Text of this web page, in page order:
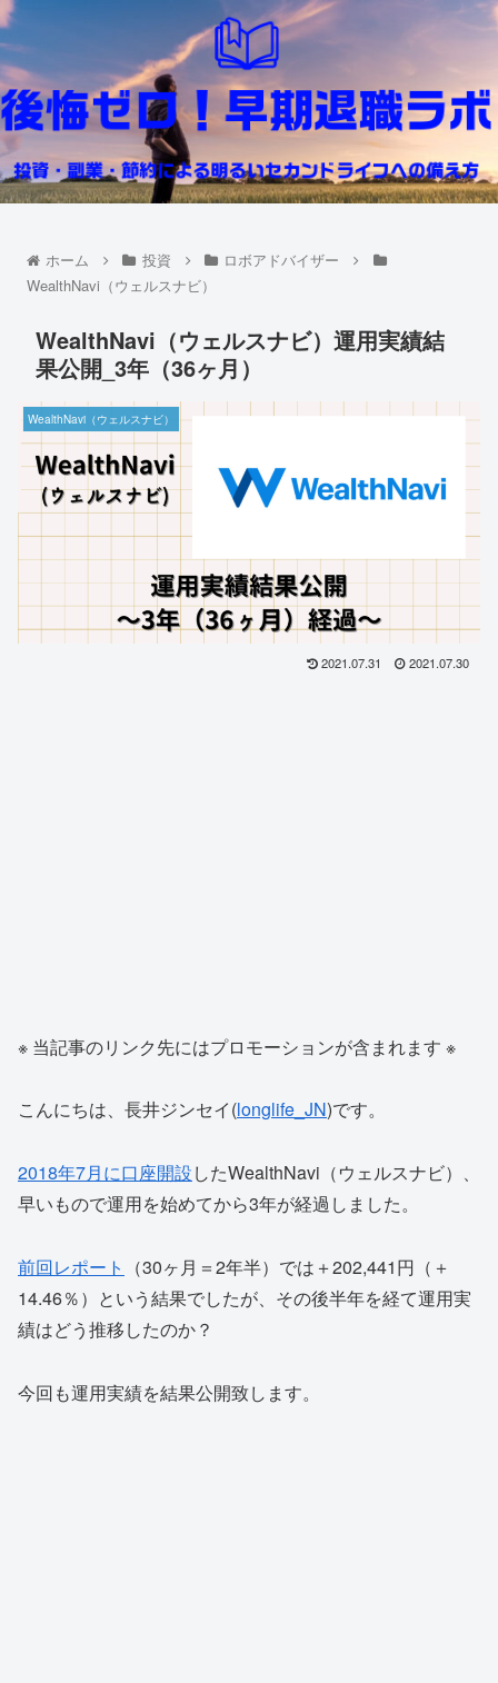
ホーム 投資
ロボアドバイザー
WealthNavi（ウェルスナビ）
WealthNavi（ウェルスナビ）運用実績結
果公開_3年（36ヶ月）
WealthNavi（ウェルスナビ）
2021.07.31 2021.07.30
※ 当記事のリンク先にはプロモーションが含まれます ※
こんにちは、長井ジンセイ(longlife_JN)です。
2018年7月に口座開設したWealthNavi（ウェルスナビ）、
早いもので運用を始めてから3年が経過しました。
前回レポート
（30ヶ月＝2年半）では＋202,441円（＋
14.46％）という結果でしたが、その後半年を経て運用実
績はどう推移したのか？
今回も運用実績を結果公開致します。